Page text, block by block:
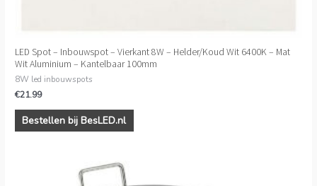
LED Spot – Inbouwspot – Vierkant 8W – Helder/Koud Wit 6400K – Mat
Wit Aluminium – Kantelbaar 100mm
8W led inbouwspots
€21.99
Bestellen bij BesLED.nl